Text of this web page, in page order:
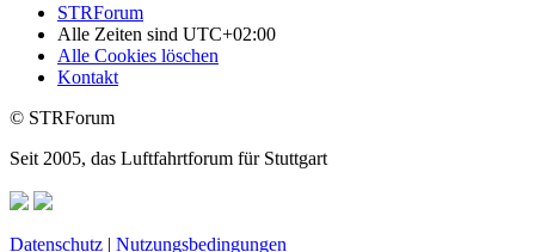
STRForum
Alle Zeiten sind UTC+02:00
Alle Cookies löschen
Kontakt
© STRForum
Seit 2005, das Luftfahrtforum für Stuttgart
Datenschutz | Nutzungsbedingungen